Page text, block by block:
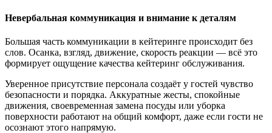
Невербальная коммуникация и внимание к деталям
Большая часть коммуникации в кейтеринге происходит без
слов. Осанка, взгляд, движение, скорость реакции — всё это
формирует ощущение качества кейтеринг обслуживания.
Уверенное присутствие персонала создаёт у гостей чувство
безопасности и порядка. Аккуратные жесты, спокойные
движения, своевременная замена посуды или уборка
поверхности работают на общий комфорт, даже если гости не
осознают этого напрямую.